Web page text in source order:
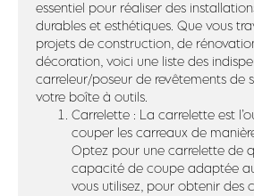
essentiel pour réaliser des
durables et esthétiques. Que vous
projets de construction, de
décoration, voici une liste des
carreleur/poseur de revêtements de
votre boîte à outils.
Carrelette : La carrelette est
couper les carreaux de
Optez pour une carrelette de
capacité de coupe adaptée
vous utilisez, pour obtenir des